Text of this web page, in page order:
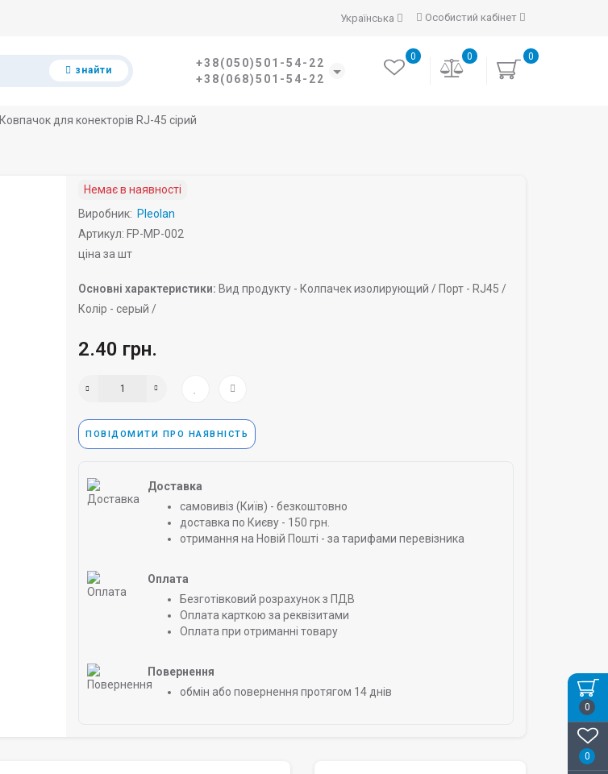
0
0
Особистий кабінет
Українська
знайти
+38(050)501-54-22
+38(068)501-54-22
0
0
0
Ковпачок для конекторів RJ-45 сірий
Немає в наявності
Виробник: Pleolan
Артикул: FP-MP-002
ціна за шт
Основні характеристики: Вид продукту - Колпачек изолирующий / Порт - RJ45 /
Колір - серый /
2.40 грн.
ПОВІДОМИТИ ПРО НАЯВНІСТЬ
Доставка
самовивіз (Київ) - безкоштовно
доставка по Києву - 150 грн.
отримання на Новій Пошті - за тарифами перевізника
Оплата
Безготівковий розрахунок з ПДВ
Оплата карткою за реквізитами
Оплата при отриманні товару
Повернення
обмін або повернення протягом 14 днів